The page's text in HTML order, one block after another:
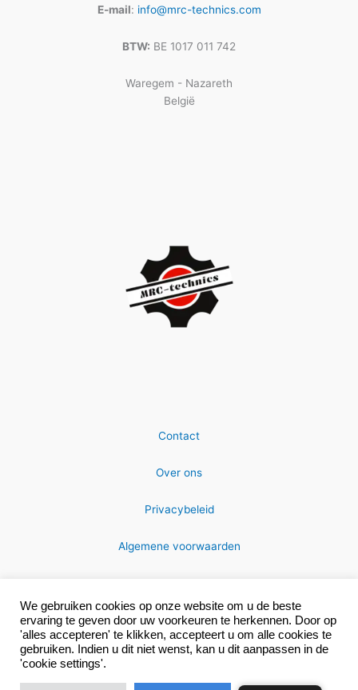
E-mail: info@mrc-technics.com
BTW: BE 1017 011 742
Waregem - Nazareth
België
Contact
Over ons
Privacybeleid
Algemene voorwaarden
Copyright © 2026 MRC-technics
We gebruiken cookies op onze website om u de beste
ervaring te geven door uw voorkeuren te herkennen. Door op
'alles accepteren' te klikken, accepteert u om alle cookies te
gebruiken. Indien u dit niet wenst, kan u dit aanpassen in de
'cookie settings'.